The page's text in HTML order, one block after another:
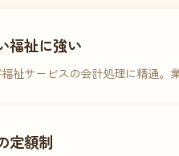
福祉に強い
祉サービスの会計処理に精通。
定額制